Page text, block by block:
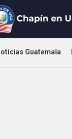
Guatemala